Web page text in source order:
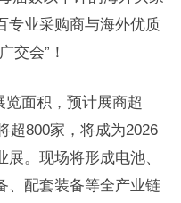
专业采购商与海外优质
交会”！
览面积，预计展商超
超800家，将成为2026
。现场将形成电池、
、配套装备等全产业链